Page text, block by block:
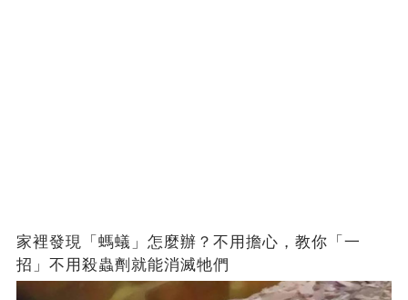
家裡發現「螞蟻」怎麼辦？不用擔心，教你「一
招」不用殺蟲劑就能消滅牠們